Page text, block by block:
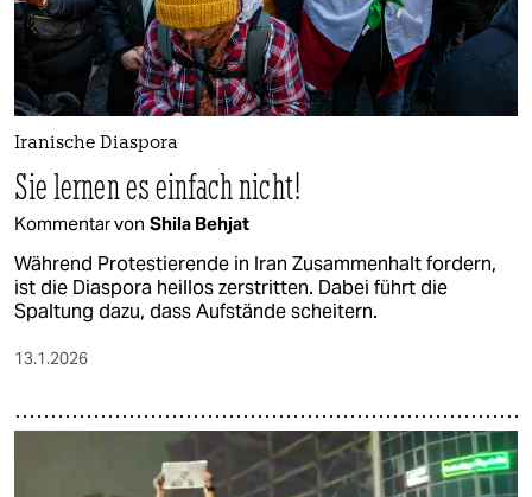
Iranische Diaspora
Sie lernen es einfach nicht!
Kommentar von Shila Behjat
Während Protestierende in Iran Zusammenhalt fordern,
ist die Diaspora heillos zerstritten. Dabei führt die
Spaltung dazu, dass Aufstände scheitern.
13.1.2026